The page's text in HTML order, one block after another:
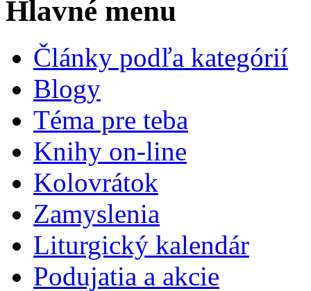
Hlavné menu
Články podľa kategórií
Blogy
Téma pre teba
Knihy on-line
Kolovrátok
Zamyslenia
Liturgický kalendár
Podujatia a akcie